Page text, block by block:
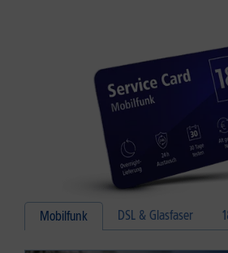
Mobilfunk DSL & Glasfaser